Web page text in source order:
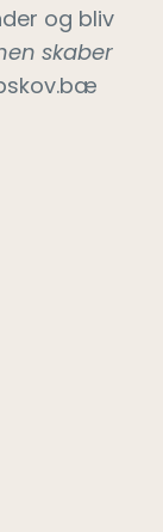
og bliv
skaber